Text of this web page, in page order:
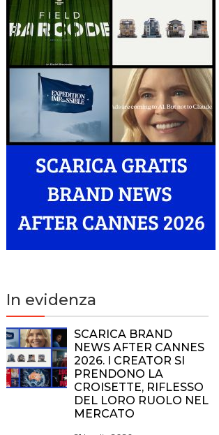
In evidenza
SCARICA BRAND
NEWS AFTER CANNES
2026. I CREATOR SI
PRENDONO LA
CROISETTE, RIFLESSO
DEL LORO RUOLO NEL
MERCATO